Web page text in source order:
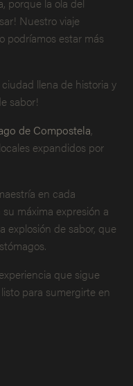
Nuestro viaje
podríamos estar más
llena de historia y
sabor!
de Compostela,
expandidos por
en cada
máxima expresión a
explosión de sabor, que
que sigue
para sumergirte en